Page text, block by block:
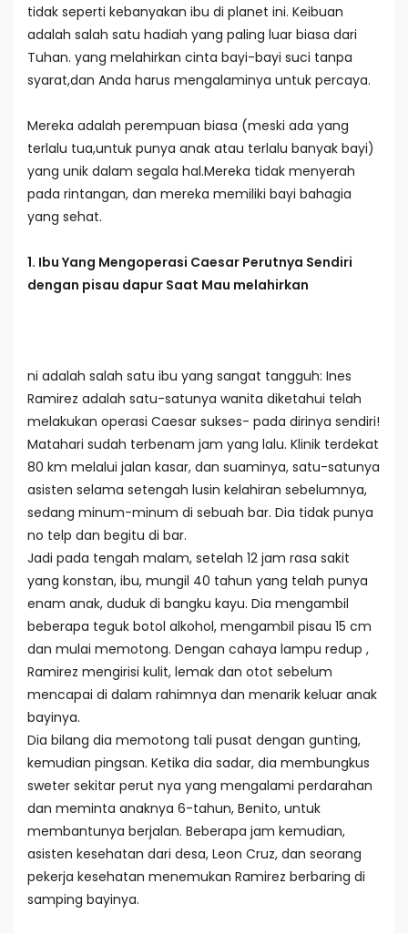
tidak seperti kebanyakan ibu di planet ini. Keibuan
adalah salah satu hadiah yang paling luar biasa dari
Tuhan. yang melahirkan cinta bayi-bayi suci tanpa
syarat,dan Anda harus mengalaminya untuk percaya.
Mereka adalah perempuan biasa (meski ada yang
terlalu tua,untuk punya anak atau terlalu banyak bayi)
yang unik dalam segala hal.Mereka tidak menyerah
pada rintangan, dan mereka memiliki bayi bahagia
yang sehat.
1. Ibu Yang Mengoperasi Caesar Perutnya Sendiri
dengan pisau dapur Saat Mau melahirkan
ni adalah salah satu ibu yang sangat tangguh: Ines
Ramirez adalah satu-satunya wanita diketahui telah
melakukan operasi Caesar sukses- pada dirinya sendiri!
Matahari sudah terbenam jam yang lalu. Klinik terdekat
80 km melalui jalan kasar, dan suaminya, satu-satunya
asisten selama setengah lusin kelahiran sebelumnya,
sedang minum-minum di sebuah bar. Dia tidak punya
no telp dan begitu di bar.
Jadi pada tengah malam, setelah 12 jam rasa sakit
yang konstan, ibu, mungil 40 tahun yang telah punya
enam anak, duduk di bangku kayu. Dia mengambil
beberapa teguk botol alkohol, mengambil pisau 15 cm
dan mulai memotong. Dengan cahaya lampu redup ,
Ramirez mengirisi kulit, lemak dan otot sebelum
mencapai di dalam rahimnya dan menarik keluar anak
bayinya.
Dia bilang dia memotong tali pusat dengan gunting,
kemudian pingsan. Ketika dia sadar, dia membungkus
sweter sekitar perut nya yang mengalami perdarahan
dan meminta anaknya 6-tahun, Benito, untuk
membantunya berjalan. Beberapa jam kemudian,
asisten kesehatan dari desa, Leon Cruz, dan seorang
pekerja kesehatan menemukan Ramirez berbaring di
samping bayinya.